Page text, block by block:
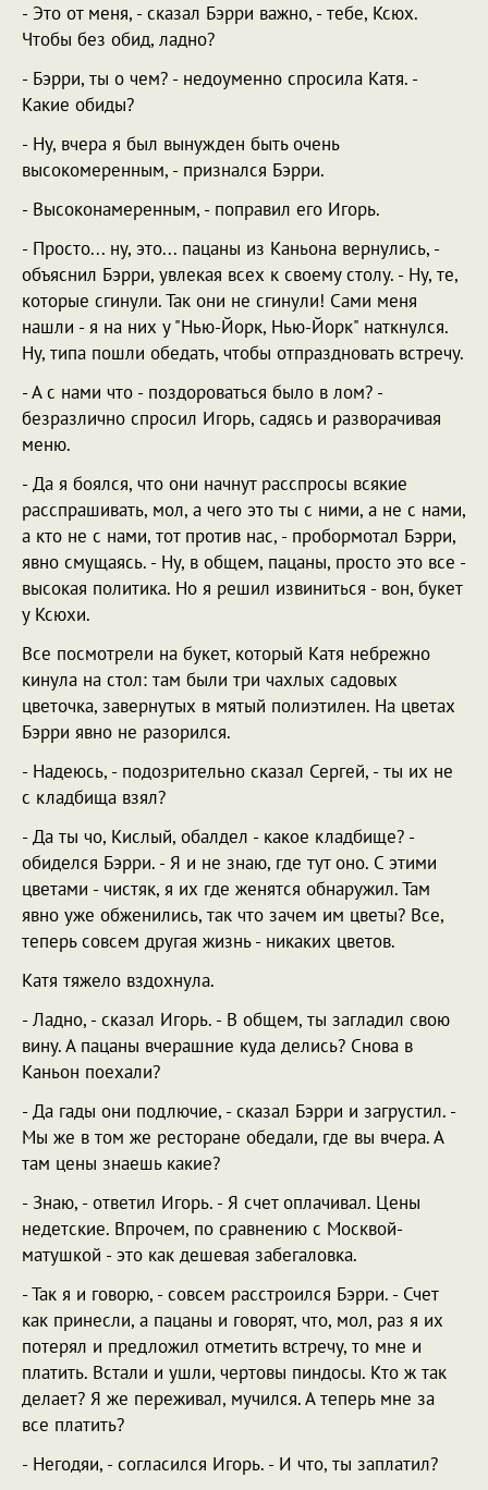
- Это от меня, - сказал Бэрри важно, - тебе, Ксюх.
Чтобы без обид, ладно?
- Бэрри, ты о чем? - недоуменно спросила Катя. -
Какие обиды?
- Ну, вчера я был вынужден быть очень
высокомеренным, - признался Бэрри.
- Высоконамеренным, - поправил его Игорь.
- Просто... ну, это... пацаны из Каньона вернулись, -
объяснил Бэрри, увлекая всех к своему столу. - Ну, те,
которые сгинули. Так они не сгинули! Сами меня
нашли - я на них у "Нью-Йорк, Нью-Йорк" наткнулся.
Ну, типа пошли обедать, чтобы отпраздновать встречу.
- А с нами что - поздороваться было в лом? -
безразлично спросил Игорь, садясь и разворачивая
меню.
- Да я боялся, что они начнут расспросы всякие
расспрашивать, мол, а чего это ты с ними, а не с нами,
а кто не с нами, тот против нас, - пробормотал Бэрри,
явно смущаясь. - Ну, в общем, пацаны, просто это все -
высокая политика. Но я решил извиниться - вон, букет
у Ксюхи.
Все посмотрели на букет, который Катя небрежно
кинула на стол: там были три чахлых садовых
цветочка, завернутых в мятый полиэтилен. На цветах
Бэрри явно не разорился.
- Надеюсь, - подозрительно сказал Сергей, - ты их не
с кладбища взял?
- Да ты чо, Кислый, обалдел - какое кладбище? -
обиделся Бэрри. - Я и не знаю, где тут оно. С этими
цветами - чистяк, я их где женятся обнаружил. Там
явно уже обженились, так что зачем им цветы? Все,
теперь совсем другая жизнь - никаких цветов.
Катя тяжело вздохнула.
- Ладно, - сказал Игорь. - В общем, ты загладил свою
вину. А пацаны вчерашние куда делись? Снова в
Каньон поехали?
- Да гады они подлючие, - сказал Бэрри и загрустил. -
Мы же в том же ресторане обедали, где вы вчера. А
там цены знаешь какие?
- Знаю, - ответил Игорь. - Я счет оплачивал. Цены
недетские. Впрочем, по сравнению с Москвой-
матушкой - это как дешевая забегаловка.
- Так я и говорю, - совсем расстроился Бэрри. - Счет
как принесли, а пацаны и говорят, что, мол, раз я их
потерял и предложил отметить встречу, то мне и
платить. Встали и ушли, чертовы пиндосы. Кто ж так
делает? Я же переживал, мучился. А теперь мне за
все платить?
- Негодяи, - согласился Игорь. - И что, ты заплатил?